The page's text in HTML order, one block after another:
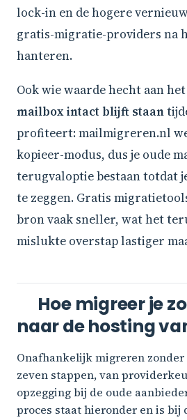
lock-in en de hogere
gratis-migratie-providers na
hanteren.
Ook wie waarde hecht aan
mailbox intact blijft staan
profiteert: mailmigreren.nl
kopieer-modus, dus je oude
terugvaloptie bestaan totdat
te zeggen. Gratis
bron vaak sneller, wat het
mislukte overstap lastiger
Hoe migreer je
naar de hosting
Onafhankelijk migreren
zeven stappen, van
opzegging bij de oude
proces staat hieronder en is bij